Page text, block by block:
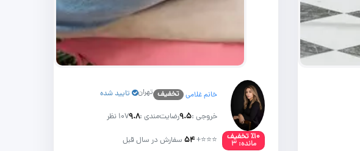
٪۱۰ تخفیف
مانده: ۳
خانم غلامی تخفیف تهران تایید شده
خروجی :۹.۵رضایت‌مندی :۹.۸107 نظر
⭐⭐⭐
+۵۴سفارش در سال قبل